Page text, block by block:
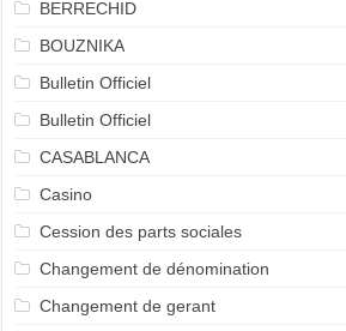
BERRECHID
BOUZNIKA
Bulletin Officiel
Bulletin Officiel
CASABLANCA
Casino
Cession des parts sociales
Changement de dénomination
Changement de gerant